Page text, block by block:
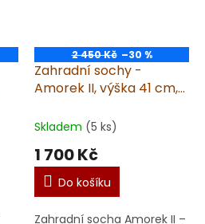
2 450 Kč –30 %
Zahradní sochy -
Amorek II, výška 41 cm,
Skladem (5 ks)
1 700 Kč
Do košíku
Zahradní socha Amorek II –